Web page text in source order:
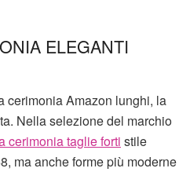
ELEGANTI
cerimonia Amazon lunghi, la
Nella selezione del marchio
cerimonia taglie forti stile
ma anche forme più moderne